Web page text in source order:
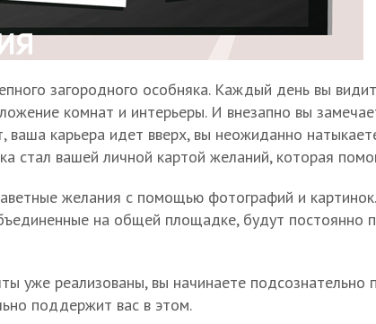
загородного особняка. Каждый день вы
комнат и интерьеры. И внезапно вы
карьера идет вверх, вы неожиданно
вашей личной картой желаний, которая
желания с помощью фотографий и
на общей площадке, будут постоянно
уже реализованы, вы начинаете подсознательно
поддержит вас в этом.